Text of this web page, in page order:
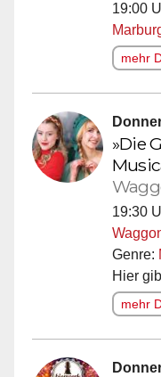
19:00
mehr
»Die
19:30
Genre:
Hier
mehr